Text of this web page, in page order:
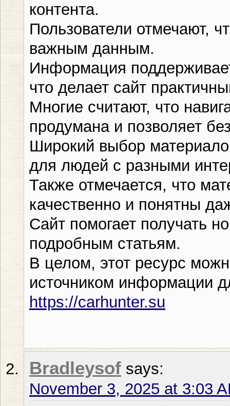
контента.
Пользователи отмечают,
важным данным.
Информация
что делает сайт
Многие считают, что
продумана и позволяет
Широкий выбор
для людей с разными
Также отмечается, что
качественно и понятны
Сайт помогает получать
подробным статьям.
В целом, этот ресурс
источником информации
https://carhunter.su
Bradleysof says:
November 3, 2025 at 3:03